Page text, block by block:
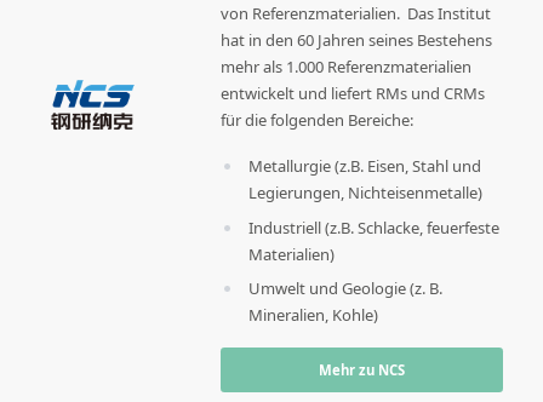
von Referenzmaterialien. Das Institut
hat in den 60 Jahren seines Bestehens
mehr als 1.000 Referenzmaterialien
entwickelt und liefert RMs und CRMs
für die folgenden Bereiche:
Metallurgie (z.B. Eisen, Stahl und
Legierungen, Nichteisenmetalle)
Industriell (z.B. Schlacke, feuerfeste
Materialien)
Umwelt und Geologie (z. B.
Mineralien, Kohle)
Mehr zu NCS